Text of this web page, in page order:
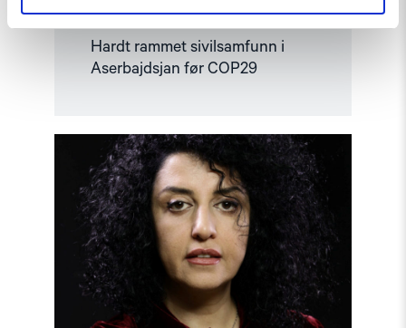
Hardt rammet sivilsamfunn i
Aserbajdsjan før COP29
Read
article
"Viktig
fredspris
for
kvinners
rettigheter
i
Iran"